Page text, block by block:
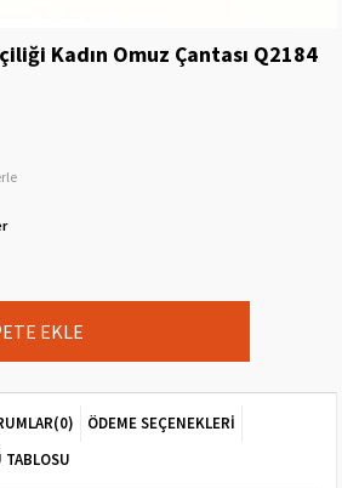
Kadın Omuz Çantası Q2184
(0)
ÖDEME SEÇENEKLERI
TABLOSU